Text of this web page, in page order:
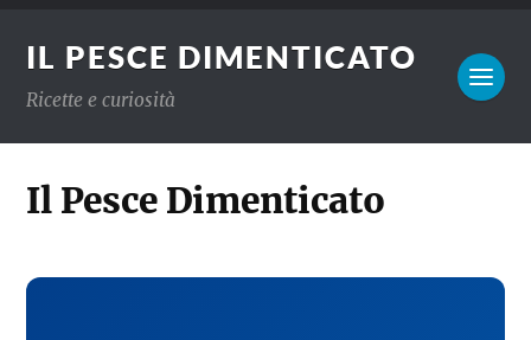
IL PESCE DIMENTICATO
Ricette e curiosità
Il Pesce Dimenticato